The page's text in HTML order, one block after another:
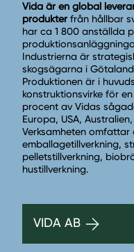
Vida är en global
produkter från hållbar
har ca 1 800 anställda
Industrierna är
skogsägarna i
Produktionen är i
konstruktionsvirke för
procent av Vidas
Europa, USA,
Verksamheten omfattar
emballagetillverkning,
pelletstillverkning,
hustillverkning.
VIDA AB